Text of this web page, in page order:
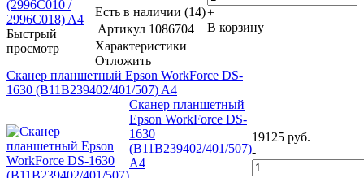
Быстрый
просмотр
Есть в наличии (14)
Артикул 1086704
Характеристики
Отложить
+
В корзину
Сканер планшетный Epson WorkForce DS-
1630 (B11B239402/401/507) A4
Сканер планшетный
Epson WorkForce DS-
1630
(B11B239402/401/507)
A4
19125 руб.
-